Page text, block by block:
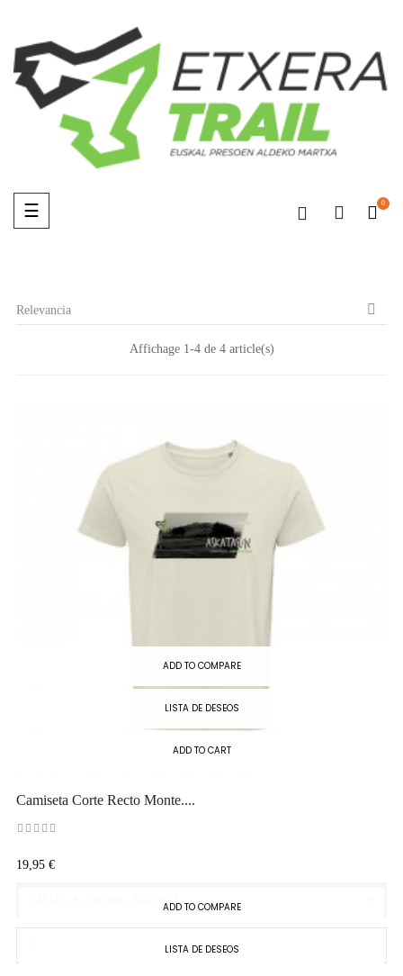
Navegación
de
☰ 0
Relevancia 
Affichage 1-4 de 4 article(s)
ADD TO COMPARE
LISTA DE DESEOS
ADD TO CART
Camiseta Corte Recto Monte....
Precio
19,95 €
ADD TO COMPARE
LISTA DE DESEOS